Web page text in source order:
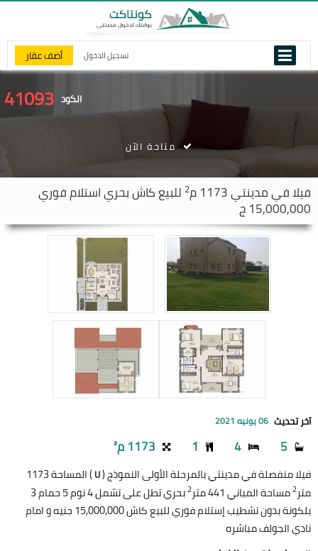
تسجيل الدخول أضف عقار
الكود 41093
فيلا فيمدينتي 2 للبيع كاش بحري استلام فوري
15,000,000 ج
متاحة الآن
آخر تحديث 06 يونيه 2021
5
4
1 1173 م²
فيلا منفصلة في مدينتي بالمرحلة الأولى النموذج (U
) المساحة 1173
متر2مساحة المباني 441 متر 2
بحري تطل على تشمل 4 نوم 5 حمام 3
بلكونة بدون تشطيب إستلام فوري للبيع كاش 15,000,000 جنيه و امام
نادي الجولف مباشره